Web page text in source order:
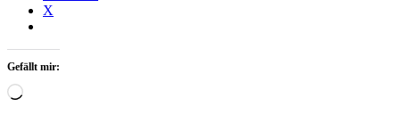
X
Gefällt mir:
Wird